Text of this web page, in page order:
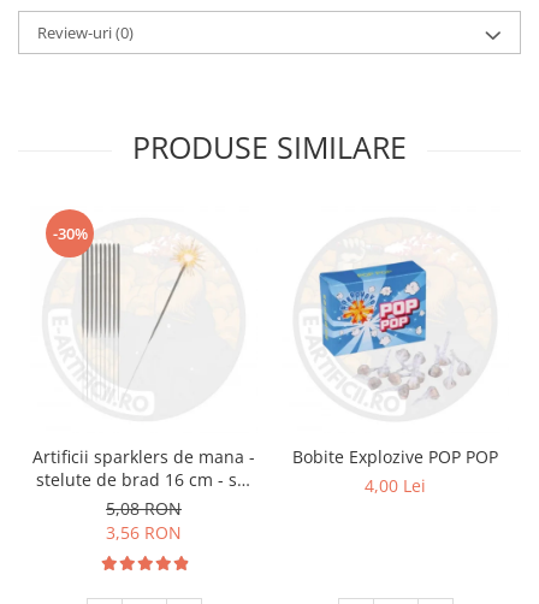
Review-uri(0)
PRODUSE SIMILARE
-30%
Artificii sparklers de mana -
stelute de brad 16 cm - set
10 buc
5,08 RON
3,56 RON
Bobite Explozive POP POP
4,00 Lei